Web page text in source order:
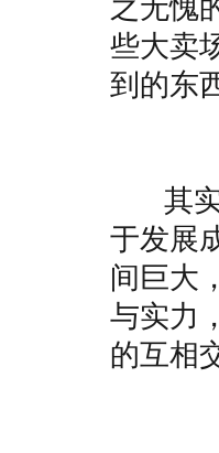
之无愧
些大卖
到的东
其实
于发展
间巨大
与实力
的互相